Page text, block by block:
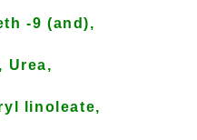
-9 (and),
Urea,
linoleate,